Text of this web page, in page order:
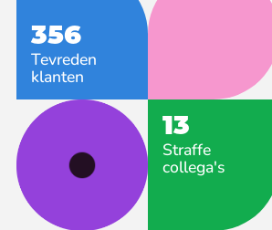
356
Tevreden
klanten
13
Straffe
collega's